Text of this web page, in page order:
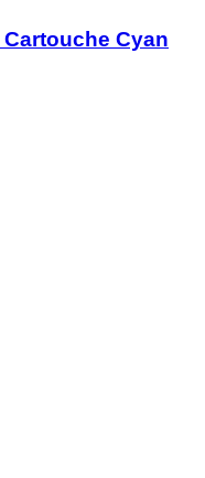
Cartouche Cyan